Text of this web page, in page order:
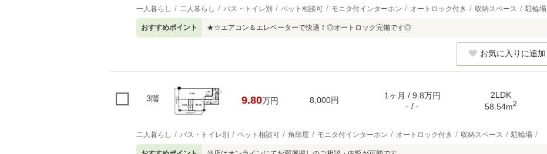
一人暮らし 二人暮らし バス・トイレ別 ペット相談可 モニタ付インターホン オートロック付き 収納スペース 駐輪場
おすすめポイント ★☆エアコン＆エレベーターで快適！◎オートロック完備です◎
お気に入りに追加
3階 9.80万円 8,000円
1ヶ月 / 9.8万円
- / -
2LDK
58.54m2
二人暮らし バス・トイレ別 ペット相談可 角部屋 モニタ付インターホン オートロック付き 収納スペース 駐輪場